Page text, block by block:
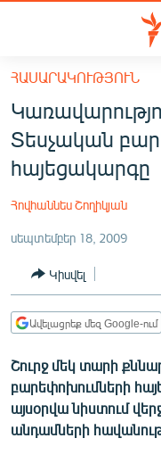
Մատչելիության
հիմնական
բովանդակությանը
Անցնել
հիմնական
մենյուին
ՀԱՅԱՍՏԱՆ
ՔԱՂԱՔԱԿԱՆ
ՏՆՏԵՍՈՒԹՅՈՒՆ
ՂԱՐԱԲԱՂ
ՏԱՐԱԾԱՇՐՋԱՆ
ՄԻՋԱԶԳԱՅԻՆ
ՀԱՍԱՐԱԿՈՒԹՅՈՒՆ
Տեսչական
հայեցակարգը
Հովհաննես Շողիկյան
սեպտեմբեր 18, 2009
Կիսվել
Ավելացրեք մեզ Google-ում
Շուրջ մեկ տարի
բարեփոխումների
այսօրվա նիստում
անդամների